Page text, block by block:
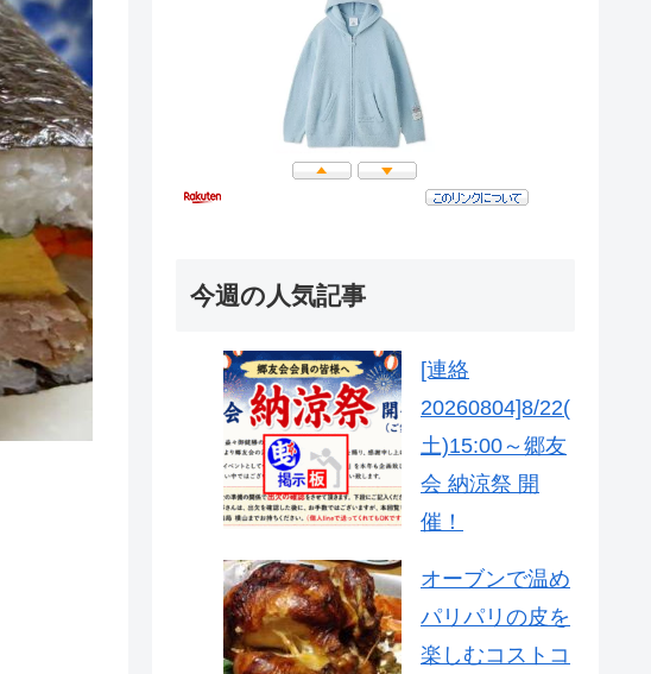
今週の人気記事
[連絡
20260804]8/22(
土)15:00～郷友
会 納涼祭 開
催！
オーブンで温め
パリパリの皮を
楽しむコストコ